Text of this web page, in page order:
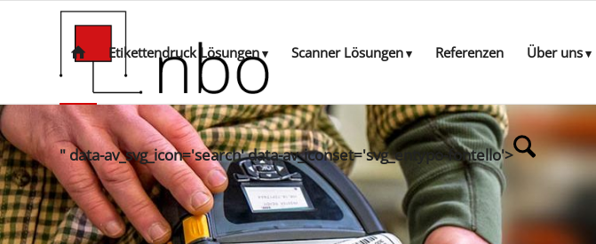
Etikettendruck Lösungen Scanner Lösungen Referenzen Über uns
" data-av_svg_icon='search' data-av_iconset='svg_entypo-fontello'>